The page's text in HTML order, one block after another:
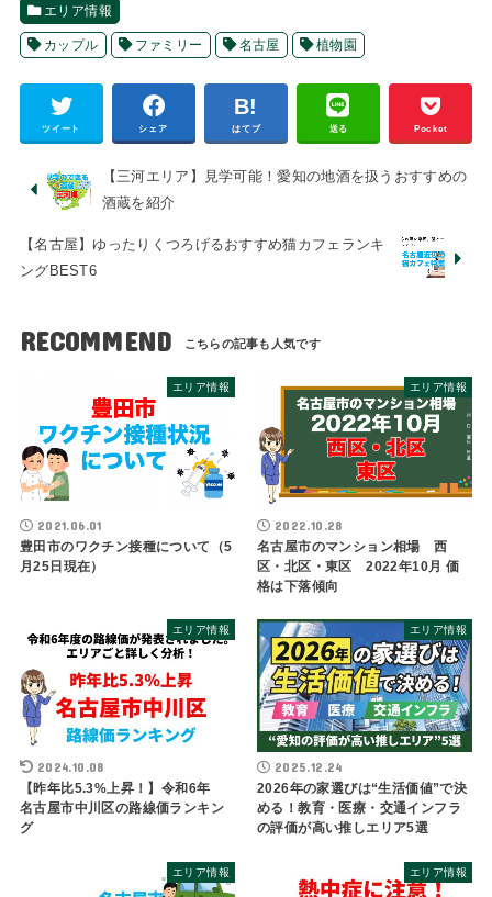
エリア情報
カップル ファミリー 名古屋 植物園
ツイート シェア はてブ 送る Pocket
【三河エリア】見学可能！愛知の地酒を扱うおすすめの
酒蔵を紹介
【名古屋】ゆったりくつろげるおすすめ猫カフェランキ
ングBEST6
RECOMMEND
エリア情報
2021.06.01
豊田市のワクチン接種について（5
月25日現在）
エリア情報
2022.10.28
名古屋市のマンション相場 西
区・北区・東区 2022年10月 価
格は下落傾向
エリア情報
2024.10.08
【昨年比5.3%上昇！】令和6年
名古屋市中川区の路線価ランキン
グ
エリア情報
2025.12.24
2026年の家選びは“生活価値”で決
める！教育・医療・交通インフラ
の評価が高い推しエリア5選
エリア情報 エリア情報